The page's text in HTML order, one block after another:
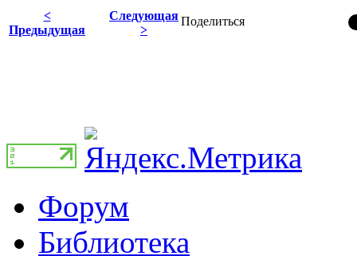
Поделиться
<
Предыдущая
Следующая
>
Форум
Библиотека